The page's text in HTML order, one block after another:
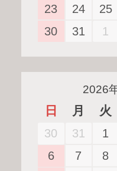
23
24 25
30
31 1
2026
日 月 火
30 31 1
6
7 8